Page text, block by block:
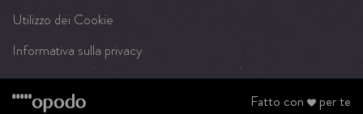
Utilizzo dei Cookie
Informativa sulla privacy
Fatto con per te